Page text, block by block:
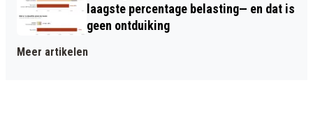
laagste percentage belasting— en dat is
geen ontduiking
Meer artikelen